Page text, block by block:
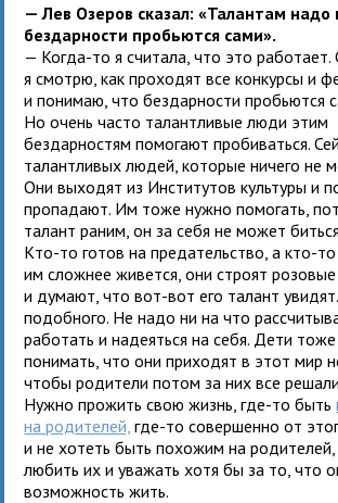
— Лев Озеров сказал: «Талантам надо
бездарности пробьются сами».
— Когда-то я считала, что это работает.
я смотрю, как проходят все конкурсы и
и понимаю, что бездарности пробьются
Но очень часто талантливые люди этим
бездарностям помогают пробиваться.
талантливых людей, которые ничего не
Они выходят из Институтов культуры и
пропадают. Им тоже нужно помогать,
талант раним, он за себя не может
Кто-то готов на предательство, а кто-то
им сложнее живется, они строят
и думают, что вот-вот его талант
подобного. Не надо ни на что
работать и надеяться на себя. Дети
понимать, что они приходят в этот мир
чтобы родители потом за них все
Нужно прожить свою жизнь, где-то быть
на родителей, где-то совершенно от
и не хотеть быть похожим на родителей,
любить их и уважать хотя бы за то, что
возможность жить.